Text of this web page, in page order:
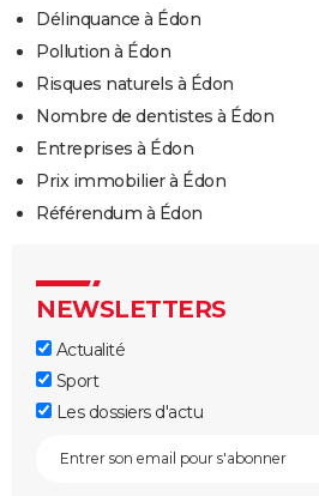
Délinquance à Édon
Pollution à Édon
Risques naturels à Édon
Nombre de dentistes à Édon
Entreprises à Édon
Prix immobilier à Édon
Référendum à Édon
NEWSLETTERS
Actualité
Sport
Les dossiers d'actu